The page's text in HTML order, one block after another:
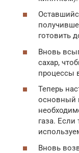
готовить
Вновь
сахар,
процессы
Теперь
основный
газа. Если
Вновь